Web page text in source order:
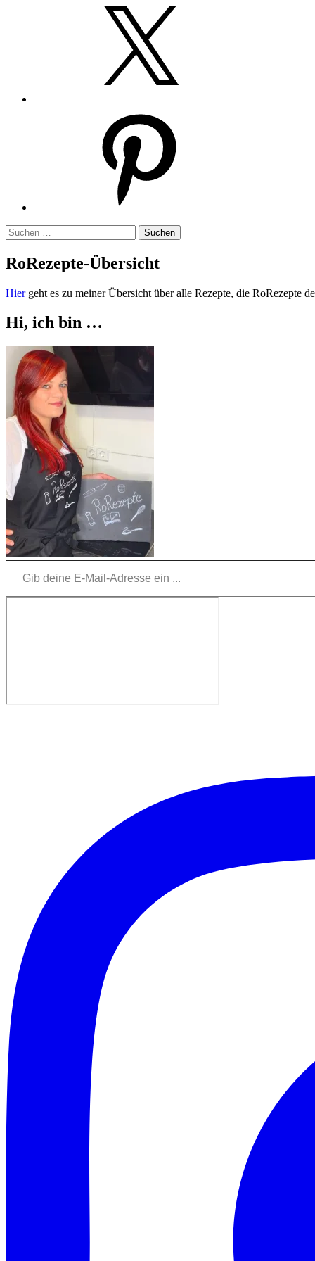
Suchen
nach:
RoRezepte-Übersicht
Hiergeht es zu meiner Übersicht über alle Rezepte, die RoRezepte
Hi, ich bin …
Gib deine E-Mail-Adresse ein ...